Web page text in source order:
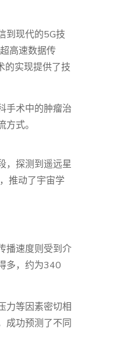
到现代的5G技
高速数据传
的实现提供了技
手术中的肿瘤治
式。
，探测到遥远星
推动了宇宙学
播速度则受到介
多，约为340
力等因素密切相
成功预测了不同